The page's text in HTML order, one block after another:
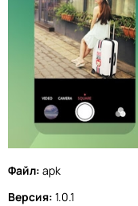
Файл: apk
Версия: 1.0.1